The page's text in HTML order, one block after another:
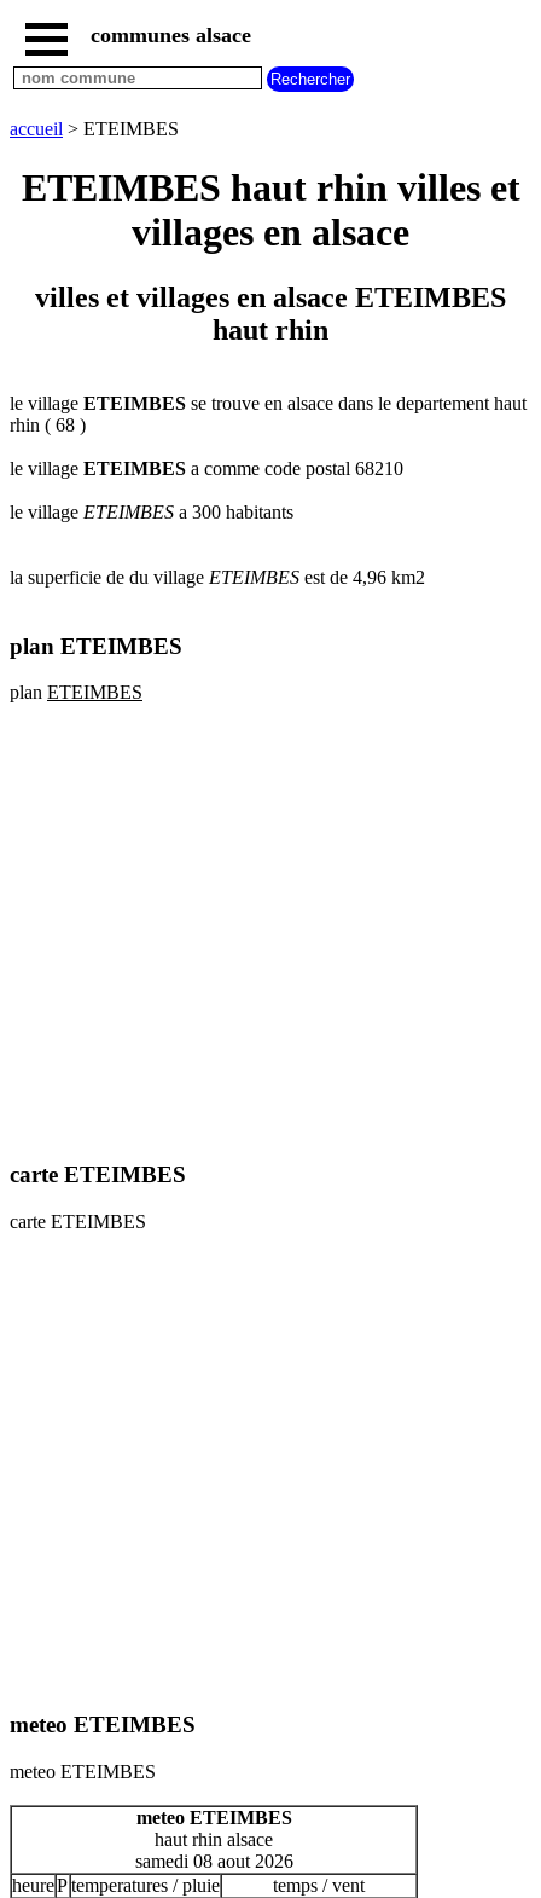
accueil
villes
rhin
commencant
B C E F
G
L M
N
W X Y Z
par
A B C
H
I J K L M
N
communes alsace
accueil > ETEIMBES
ETEIMBES haut rhin villes et
villages en alsace
villes et villages en alsace ETEIMBES
haut rhin
le village ETEIMBES se trouve en alsace dans le departement haut
rhin ( 68 )
le village ETEIMBES a comme code postal 68210
le village ETEIMBES a 300 habitants
la superficie de du village ETEIMBES est de 4,96 km2
plan ETEIMBES
plan ETEIMBES
carte ETEIMBES
carte ETEIMBES
meteo ETEIMBES
meteo ETEIMBES
meteo ETEIMBES
haut rhin alsace
samedi 08 aout 2026
heurePtemperatures / pluie temps / vent